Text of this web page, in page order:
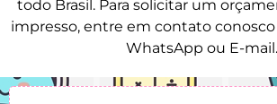
todo Brasil. Para solicitar um
impresso, entre em contato
WhatsApp ou E-mail.